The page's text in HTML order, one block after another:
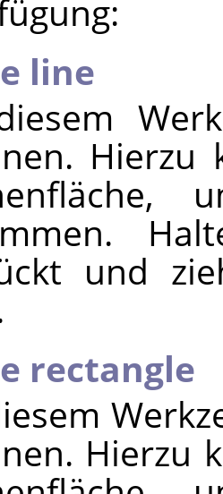
line
Hierzu
und
rectangle
Hierzu